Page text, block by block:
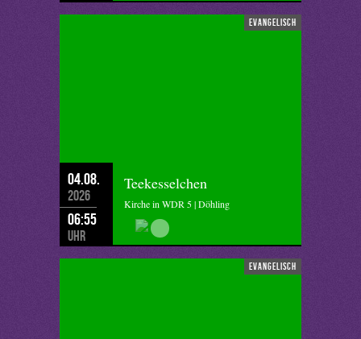
evangelisch
04.08.
2026
06:55
Uhr
Teekesselchen
Kirche in WDR 5 | Döhling
evangelisch